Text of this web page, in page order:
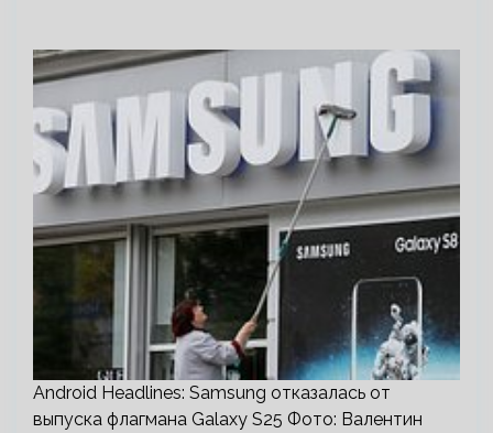
Android Headlines: Samsung отказалась от
выпуска флагмана Galaxy S25 Фото: Валентин